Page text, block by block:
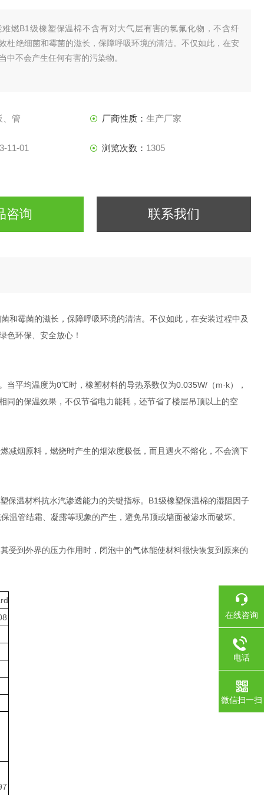
难燃B1级橡塑保温棉不含有对大气层有害的氯氟化物，不含纤
杜绝细菌和霉菌的滋长，保障呼吸环境的清洁。不仅如此，在安
中不会产生任何有害的污染物。
、管 厂商性质： 生产厂家
11-01 浏览次数： 1305
咨询 联系我们
和霉菌的滋长，保障呼吸环境的清洁。不仅如此，在安装过程中及
色环保、安全放心！
平均温度为0℃时，橡塑材料的导热系数仅为0.035W/（m·k），
同的保温效果，不仅节省电力能耗，还节省了楼层吊顶以上的空
减烟原料，燃烧时产生的烟浓度极低，而且遇火不熔化，不会滴下
保温材料抗水汽渗透能力的关键指标。B1级橡塑保温棉的湿阻因子
管结霜、凝露等现象的产生，避免吊顶或墙面被渗水而破坏。
受到外界的压力作用时，闭泡中的气体能使材料很快恢复到原来的
在线咨询
电话
微信扫一扫